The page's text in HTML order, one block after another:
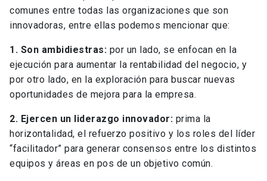
comunes entre todas las organizaciones que son
innovadoras, entre ellas podemos mencionar que:
1. Son ambidiestras: por un lado, se enfocan en la
ejecución para aumentar la rentabilidad del negocio, y
por otro lado, en la exploración para buscar nuevas
oportunidades de mejora para la empresa.
2. Ejercen un liderazgo innovador: prima la
horizontalidad, el refuerzo positivo y los roles del líder
“facilitador” para generar consensos entre los distintos
equipos y áreas en pos de un objetivo común.